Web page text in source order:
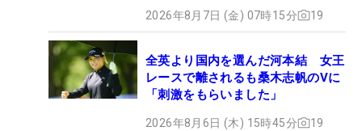
2026年8月7日 (金) 07時15分 19
全英より国内を選んだ河本結 女王
レースで離されるも桑木志帆のVに
「刺激をもらいました」
2026年8月6日 (木) 15時45分 19